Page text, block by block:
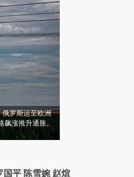
俄罗斯运至欧洲
飙涨推升通胀。
新文章
平 陈雪婉 赵煊